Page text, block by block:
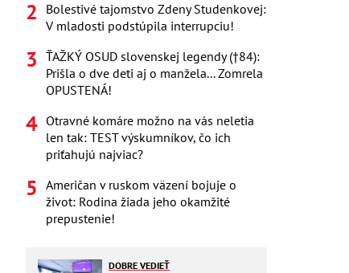
Bolestivé tajomstvo Zdeny Studenkovej:
V mladosti podstúpila interrupciu!
ŤAŽKÝ OSUD slovenskej legendy (†84):
Prišla o dve deti aj o manžela... Zomrela
OPUSTENÁ!
Otravné komáre možno na vás neletia
len tak: TEST výskumníkov, čo ich
priťahujú najviac?
Američan v ruskom väzení bojuje o
život: Rodina žiada jeho okamžité
prepustenie!
DOBRE VEDIEŤ